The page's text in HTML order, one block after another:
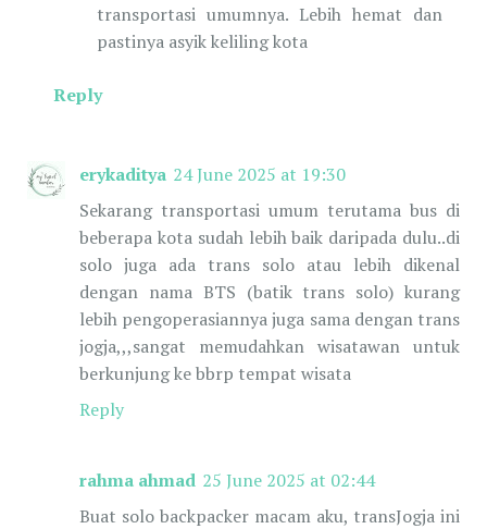
transportasi umumnya. Lebih hemat dan
pastinya asyik keliling kota
Reply
erykaditya 24 June 2025 at 19:30
Sekarang transportasi umum terutama bus di
beberapa kota sudah lebih baik daripada dulu..di
solo juga ada trans solo atau lebih dikenal
dengan nama BTS (batik trans solo) kurang
lebih pengoperasiannya juga sama dengan trans
jogja,,,sangat memudahkan wisatawan untuk
berkunjung ke bbrp tempat wisata
Reply
rahma ahmad 25 June 2025 at 02:44
Buat solo backpacker macam aku, transJogja ini